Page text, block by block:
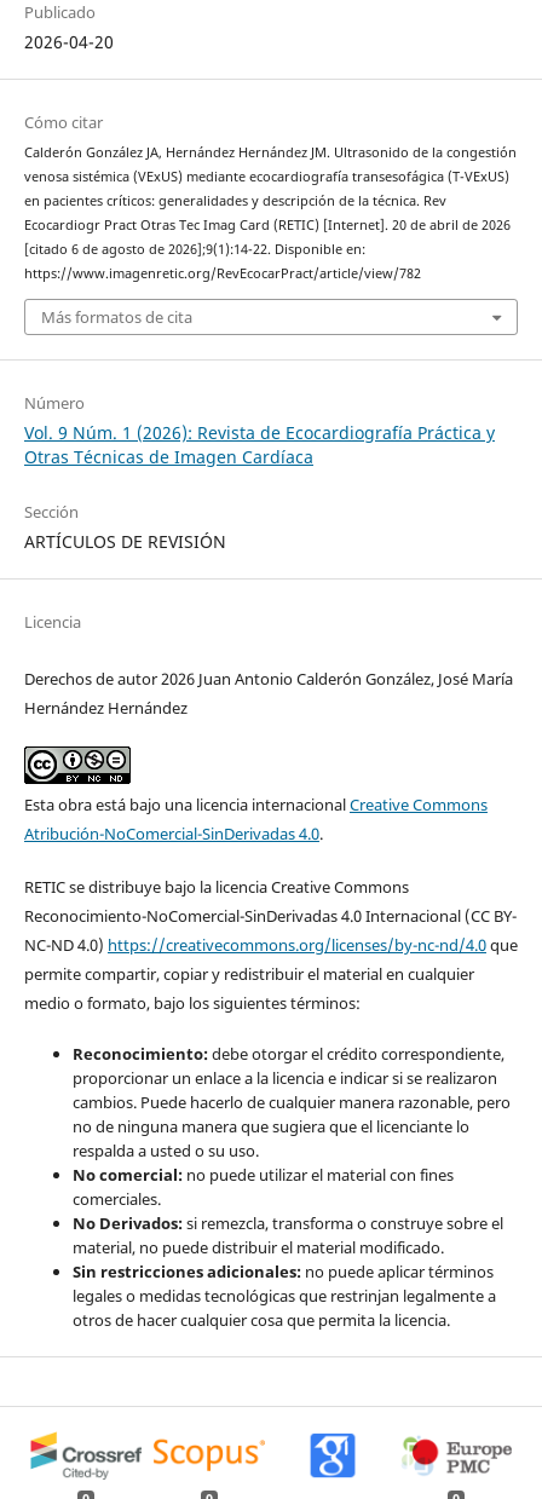
Publicado
2026-04-20
Cómo citar
Calderón González JA, Hernández Hernández JM. Ultrasonido de la congestión
venosa sistémica (VExUS) mediante ecocardiografía transesofágica (T-VExUS)
en pacientes críticos: generalidades y descripción de la técnica. Rev
Ecocardiogr Pract Otras Tec Imag Card (RETIC) [Internet]. 20 de abril de 2026
[citado 6 de agosto de 2026];9(1):14-22. Disponible en:
https://www.imagenretic.org/RevEcocarPract/article/view/782
Más formatos de cita
Número
Vol. 9 Núm. 1 (2026): Revista de Ecocardiografía Práctica y
Otras Técnicas de Imagen Cardíaca
Sección
ARTÍCULOS DE REVISIÓN
Licencia
Derechos de autor 2026 Juan Antonio Calderón González, José María
Hernández Hernández
Esta obra está bajo una licencia internacionalCreative Commons
Atribución-NoComercial-SinDerivadas 4.0.
RETIC se distribuye bajo la licencia Creative Commons
Reconocimiento-NoComercial-SinDerivadas 4.0 Internacional (CC BY-
NC-ND 4.0) https://creativecommons.org/licenses/by-nc-nd/4.0que
permite compartir, copiar y redistribuir el material en cualquier
medio o formato, bajo los siguientes términos:
Reconocimiento:debe otorgar el crédito correspondiente,
proporcionar un enlace a la licencia e indicar si se realizaron
cambios. Puede hacerlo de cualquier manera razonable, pero
no de ninguna manera que sugiera que el licenciante lo
respalda a usted o su uso.
No comercial:no puede utilizar el material con fines
comerciales.
No Derivados:si remezcla, transforma o construye sobre el
material, no puede distribuir el material modificado.
Sin restricciones adicionales:no puede aplicar términos
legales o medidas tecnológicas que restrinjan legalmente a
otros de hacer cualquier cosa que permita la licencia.